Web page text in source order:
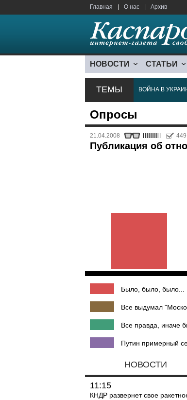
Главная О нас Архив
НОВОСТИ СТАТЬИ
ТЕМЫ ВОЙНА В
Опросы
21.04.2008 449
Публикация об
Было, было,
Все выдумал
Все правда, иначе
Путин примерный
НОВОСТИ
11:15
КНДР развернет свое